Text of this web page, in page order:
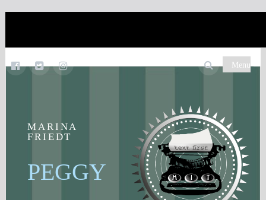
Menu
MARINA
FRIEDT
PEGGY